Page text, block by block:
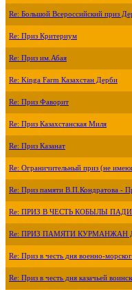
Re: Большой Всероссийский приз
Re: Приз Критериум
Re: Приз им.Абая
Re: Kinga Farm Казахстан Дерби
Re: Приз Фаворит
Re: Приз Казахстанская Миля
Re: Приз Казанат
Re: Ограничительный приз (не
Re: Приз памяти В.П.Кондратова -
Re: ПРИЗ В ЧЕСТЬ КОБЫЛЫ
Re: ПРИЗ ПАМЯТИ КУРМАНЖАН
Re: Приз в честь дня военно-
Re: Приз в честь дня казачьей